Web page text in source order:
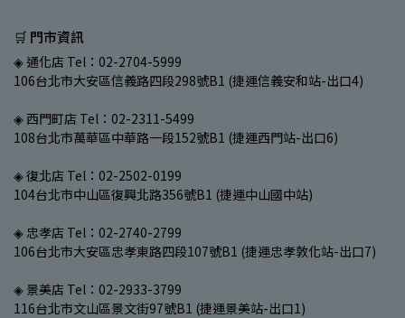
🛒 門市資訊
◈ 通化店 Tel：02-2704-5999
106台北市大安區信義路四段298號B1 (捷運信義安和站-出口4)
◈ 西門町店 Tel：02-2311-5499
108台北市萬華區中華路一段152號B1 (捷運西門站-出口6)
◈ 復北店 Tel：02-2502-0199
104台北市中山區復興北路356號B1 (捷運中山國中站)
◈ 忠孝店 Tel：02-2740-2799
106台北市大安區忠孝東路四段107號B1 (捷運忠孝敦化站-出口7)
◈ 景美店 Tel：02-2933-3799
116台北市文山區景文街97號B1 (捷運景美站-出口1)